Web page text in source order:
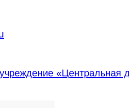
«Центральная